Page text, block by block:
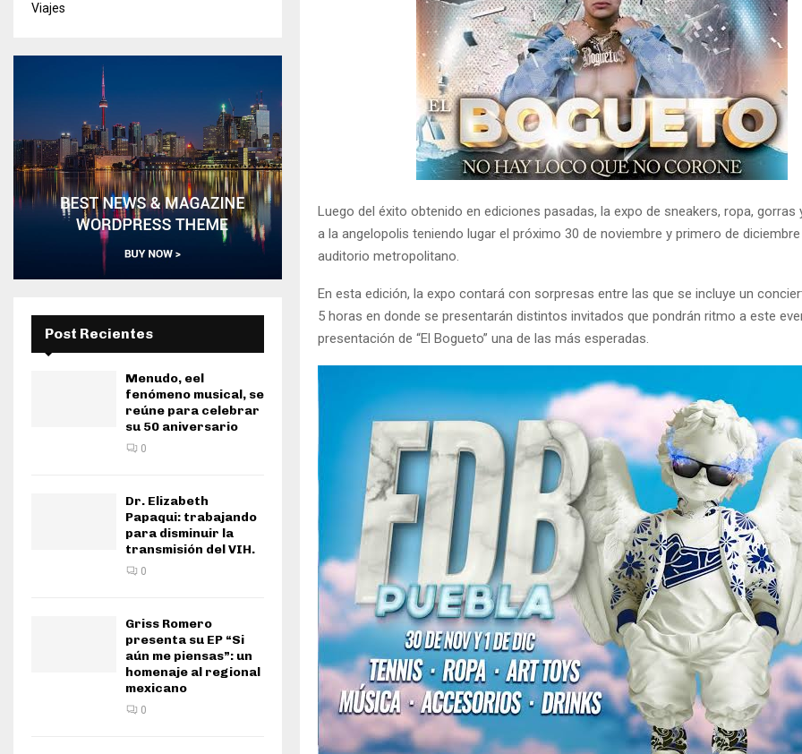
Luego del éxito obtenido en ediciones pasadas, la expo de sneakers, ropa, gorras
a la angelopolis teniendo lugar el próximo 30 de noviembre y primero de diciembre
auditorio metropolitano.
En esta edición, la expo contará con sorpresas entre las que se incluye un
5 horas en donde se presentarán distintos invitados que pondrán ritmo a este
presentación de “El Bogueto” una de las más esperadas.
Viajes
Post Recientes
Menudo, eel
fenómeno musical, se
reúne para celebrar
su 50 aniversario
0
Dr. Elizabeth
Papaqui: trabajando
para disminuir la
transmisión del VIH.
0
Griss Romero
presenta su EP “Si
aún me piensas”: un
homenaje al regional
mexicano
0